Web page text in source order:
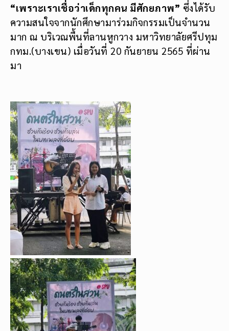
“เพราะเราเชื่อว่าเด็กทุกคน มีศักยภาพ” ซึ่งได้รับ
ความสนใจจากนักศึกษามาร่วมกิจกรรมเป็นจำนวน
มาก ณ บริเวณพื้นที่ลานหูกวาง มหาวิทยาลัยศรีปทุม
กทม.(บางเขน) เมื่อวันที่ 20 กันยายน 2565 ที่ผ่าน
มา